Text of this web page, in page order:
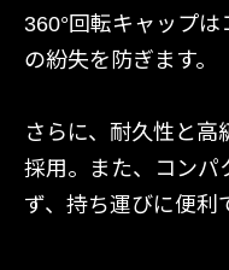
360°回転キャップ
の紛失を防ぎます。
さらに、耐久性と高
採用。また、コンパ
ず、持ち運びに便利